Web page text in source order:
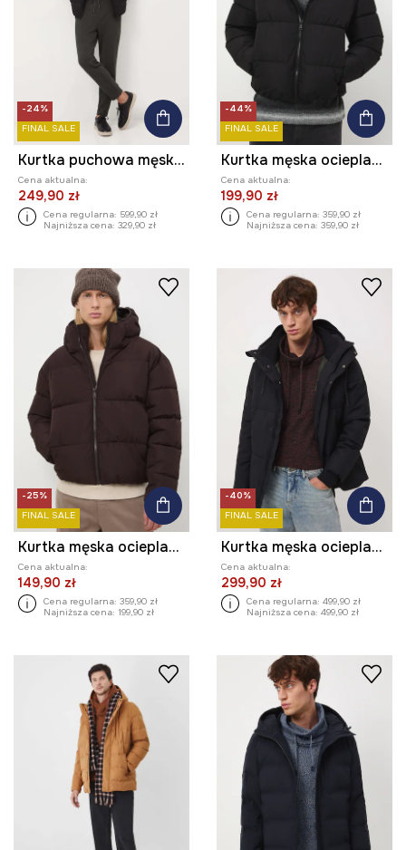
-24%
FINAL SALE
Kurtka puchowa męska pikowana
Cena aktualna:
249,90 zł
Cena regularna: 599,90 zł
Najniższa cena: 329,90 zł
-44%
FINAL SALE
Kurtka męska ocieplana pikowana
Cena aktualna:
199,90 zł
Cena regularna: 359,90 zł
Najniższa cena: 359,90 zł
-25%
FINAL SALE
Kurtka męska ocieplana pikowana
Cena aktualna:
149,90 zł
Cena regularna: 359,90 zł
Najniższa cena: 199,90 zł
-40%
FINAL SALE
Kurtka męska ocieplana pikowana
Cena aktualna:
299,90 zł
Cena regularna: 499,90 zł
Najniższa cena: 499,90 zł